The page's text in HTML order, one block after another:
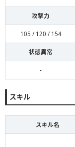
攻撃力
105 / 120 / 154
状態異常
-
スキル
スキル名